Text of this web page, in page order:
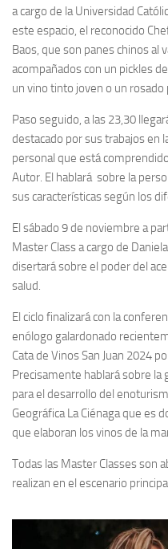
a cargo de la Universidad
este espacio, el reconocido
Baos, que son panes chinos al
acompañados con un pickles
un vino tinto joven o un rosado
Paso seguido, a las 23,30
destacado por sus trabajos en
personal que está
Autor. El hablará sobre la
sus características según los
El sábado 9 de noviembre a
Master Class a cargo de
disertará sobre el poder del
salud.
El ciclo finalizará con la
enólogo galardonado
Cata de Vinos San Juan 2024
Precisamente hablará sobre la
para el desarrollo del
Geográfica La Ciénaga que es
que elaboran los vinos de la
Todas las Master Classes son
realizan en el escenario